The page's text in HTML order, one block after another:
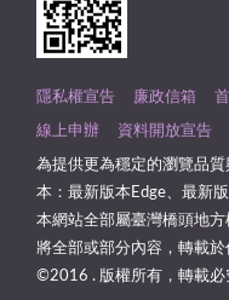
隱私權宣告 廉政信箱
線上申辦 資料開放宣告
為提供更為穩定的瀏覽品
本：最新版本Edge、最新
本網站全部屬臺灣橋頭地
將全部或部分內容，轉載於
©2016 . 版權所有，轉載